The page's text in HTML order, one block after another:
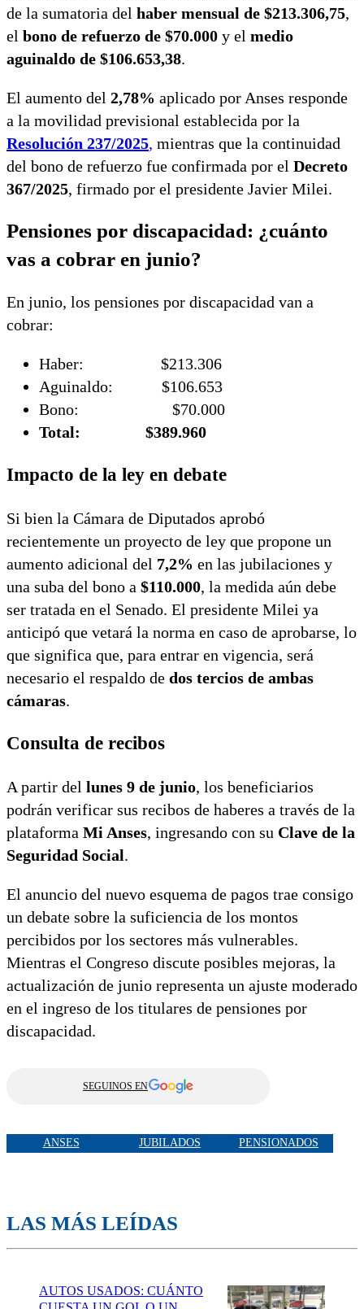
de la sumatoria del haber mensual de $213.306,75,
el bono de refuerzo de $70.000 y el medio
aguinaldo de $106.653,38.
El aumento del 2,78% aplicado por Anses responde
a la movilidad previsional establecida por la
Resolución 237/2025, mientras que la continuidad
del bono de refuerzo fue confirmada por el Decreto
367/2025, firmado por el presidente Javier Milei.
Pensiones por discapacidad: ¿cuánto
vas a cobrar en junio?
En junio, los pensiones por discapacidad van a
cobrar:
Haber: $213.306
Aguinaldo: $106.653
Bono: $70.000
Total: $389.960
Impacto de la ley en debate
Si bien la Cámara de Diputados aprobó
recientemente un proyecto de ley que propone un
aumento adicional del 7,2% en las jubilaciones y
una suba del bono a $110.000, la medida aún debe
ser tratada en el Senado. El presidente Milei ya
anticipó que vetará la norma en caso de aprobarse, lo
que significa que, para entrar en vigencia, será
necesario el respaldo de dos tercios de ambas
cámaras.
Consulta de recibos
A partir del lunes 9 de junio, los beneficiarios
podrán verificar sus recibos de haberes a través de la
plataforma Mi Anses, ingresando con su Clave de la
Seguridad Social.
El anuncio del nuevo esquema de pagos trae consigo
un debate sobre la suficiencia de los montos
percibidos por los sectores más vulnerables.
Mientras el Congreso discute posibles mejoras, la
actualización de junio representa un ajuste moderado
en el ingreso de los titulares de pensiones por
discapacidad.
SEGUINOS EN
ANSES JUBILADOS PENSIONADOS
LAS MÁS LEÍDAS
AUTOS USADOS: CUÁNTO